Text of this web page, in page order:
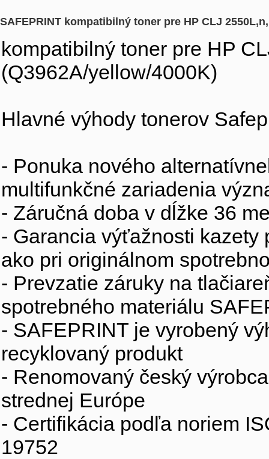
SAFEPRINT kompatibilný toner pre HP CLJ
kompatibilný toner pre HP
(Q3962A/yellow/4000K)
Hlavné výhody tonerov
- Ponuka nového
multifunkčné zariadenia
- Záručná doba v dĺžke 36
- Garancia výťažnosti kazety
ako pri originálnom
- Prevzatie záruky na
spotrebného materiálu
- SAFEPRINT je vyrobený
recyklovaný produkt
- Renomovaný český
strednej Európe
- Certifikácia podľa noriem
19752